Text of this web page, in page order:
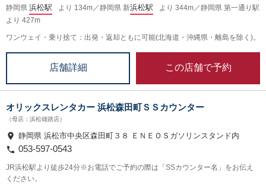
静岡県 浜松駅 より 134m／静岡県 新浜松駅
より 344m／静岡県 第一通り駅
より 427m
ワンウェイ・乗り捨て：出発・返却ともに可能(北海道・沖縄県・離島を除く)。
店舗詳細 この店舗で予約
オリックスレンタカー 浜松森田町ＳＳカウンター
（母店：浜松雄踏店）
静岡県 浜松市中央区森田町３８ ＥＮＥＯＳガソリンスタンド内
053-597-0543
JR浜松駅より徒歩24分※お電話でご予約の際は「SSカウンター名」をお伝え
ください。